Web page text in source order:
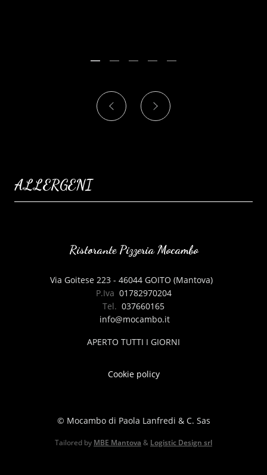
ALLERGENI
Ristorante Pizzeria Mocambo
Via Goitese 223 - 46044 GOITO (Mantova)
P.Iva 01782970204
Tel. 037660165
info@mocambo.it
APERTO TUTTI I GIORNI
Cookie policy
© Mocambo di Paola Lanfredi & C. Sas
Tailored by MBE Mantova & Logistic Design srl